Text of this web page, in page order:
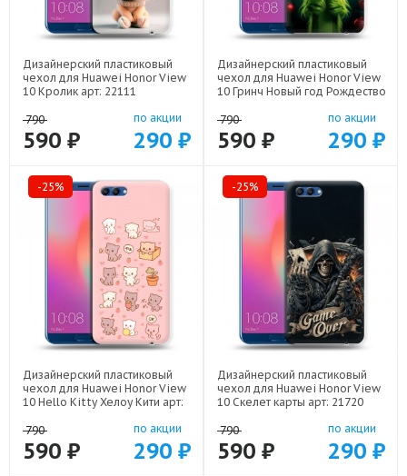
Дизайнерский пластиковый
чехол для Huawei Honor View
10 Кролик арт: 22111
790
590 ₽
по акции
290 ₽
Дизайнерский пластиковый
чехол для Huawei Honor View
10 Гринч Новый год Рождество
790
590 ₽
по акции
290 ₽
-25%
Дизайнерский пластиковый
чехол для Huawei Honor View
10 Hello Kitty Хелоу Кити арт:
790
590 ₽
по акции
290 ₽
-25%
Дизайнерский пластиковый
чехол для Huawei Honor View
10 Скелет карты арт: 21720
790
590 ₽
по акции
290 ₽